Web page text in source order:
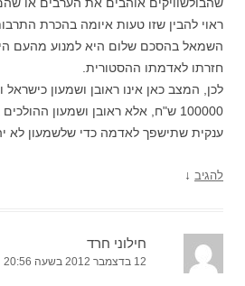
ראוי להבין שזו טעות איומה בהכרת
השמאל בהסכם שלום היא למנוע מהעם
חזרתו לאדמתו ההסטורית.
לכן, המצב כאן אינו ראובן ושמעון כישראל
100000 ש"ח, אלא ראובן ושמעון
ענקית שתישפך לאדמה כדי שלשמעון לא
להגיב ↓
חילוני חרד
12 בדצמבר 2012 בשעה 20:56